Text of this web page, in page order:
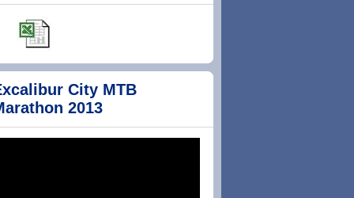
City MTB
2013